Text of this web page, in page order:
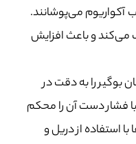
آکواریوم می‌پوشانند.
می‌کند و باعث افزایش
را به دقت در
فشار دست آن را محکم
استفاده از دریل و